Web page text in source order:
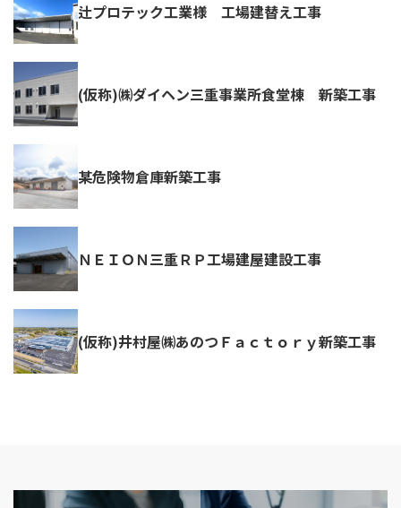
辻プロテック工業様 工場建替え工事
(仮称)㈱ダイヘン三重事業所食堂棟 新築工事
某危険物倉庫新築工事
ＮＥＩＯＮ三重ＲＰ工場建屋建設工事
(仮称)井村屋㈱あのつＦａｃｔｏｒｙ新築工事